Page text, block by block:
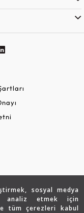
sosyal medya
analiz etmek için
tüm çerezleri kabul